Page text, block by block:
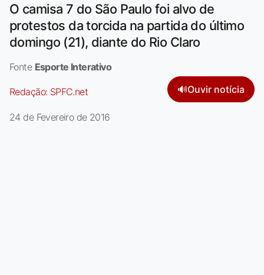
O camisa 7 do São Paulo foi alvo de
protestos da torcida na partida do último
domingo (21), diante do Rio Claro
Fonte Esporte Interativo
Redação: SPFC.net 🔊Ouvir notícia
24 de Fevereiro de 2016